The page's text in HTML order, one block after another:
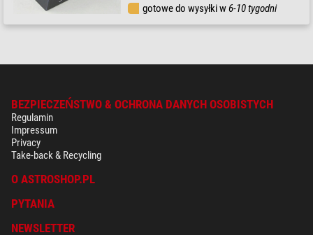
gotowe do wysyłki w6-10 tygodni
BEZPIECZEŃSTWO & OCHRONA DANYCH OSOBISTYCH
Regulamin
Impressum
Privacy
Take-back & Recycling
O ASTROSHOP.PL
PYTANIA
NEWSLETTER